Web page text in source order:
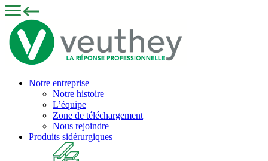
Notre entreprise
Notre histoire
L’équipe
Zone de téléchargement
Nous rejoindre
Produits sidérurgiques